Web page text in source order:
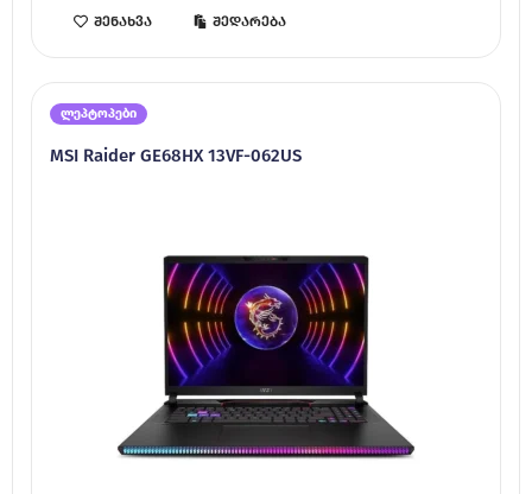
შენახვა შედარება
ლეპტოპები
MSI Raider GE68HX 13VF-062US